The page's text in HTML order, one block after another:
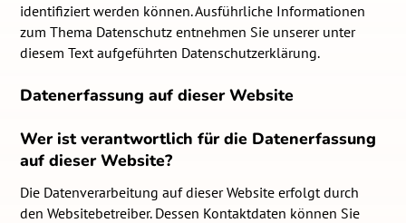
identifiziert werden können. Ausführliche Informationen
zum Thema Datenschutz entnehmen Sie unserer unter
diesem Text aufgeführten Datenschutzerklärung.
Datenerfassung auf dieser Website
Wer ist verantwortlich für die Datenerfassung
auf dieser Website?
Die Datenverarbeitung auf dieser Website erfolgt durch
den Websitebetreiber. Dessen Kontaktdaten können Sie